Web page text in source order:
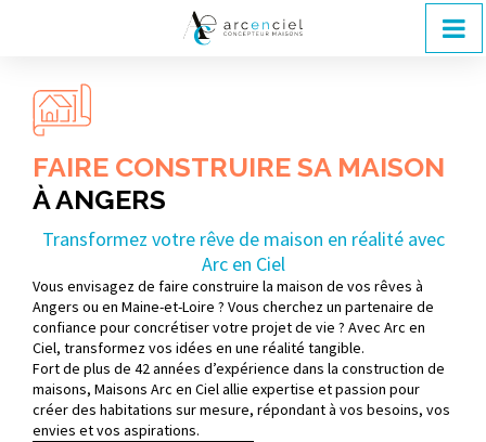
FAIRE CONSTRUIRE SA MAISON
À ANGERS
Transformez votre rêve de maison en réalité avec
Arc en Ciel
Vous envisagez de faire construire la maison de vos rêves à
Angers ou en Maine-et-Loire ? Vous cherchez un partenaire de
confiance pour concrétiser votre projet de vie ? Avec Arc en
Ciel, transformez vos idées en une réalité tangible.
Fort de plus de 42 années d’expérience dans la construction de
maisons, Maisons Arc en Ciel allie expertise et passion pour
créer des habitations sur mesure, répondant à vos besoins, vos
envies et vos aspirations.